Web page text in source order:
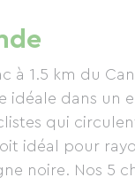
à 1.5 km du
idéale dans un
qui
idéal pour
noire. Nos 5